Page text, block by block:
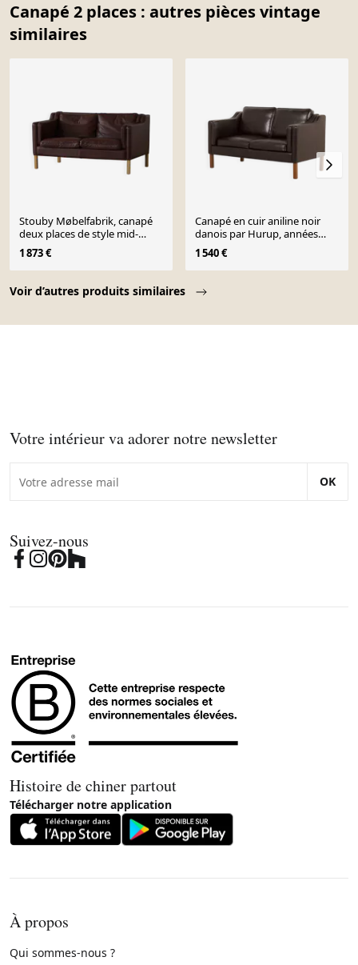
Canapé 2 places : autres pièces vintage
similaires
Voir d’autres produits similaires
Stouby Møbelfabrik, canapé
deux places de style mid-
century en cuir marron,
années 1970.
1 873 €
Canapé en cuir aniline noir
danois par Hurup, années
1980
1 540 €
Votre intérieur va adorer notre newsletter
OK
Suivez-nous
Histoire de chiner partout
Télécharger notre application
À propos
Qui sommes-nous ?